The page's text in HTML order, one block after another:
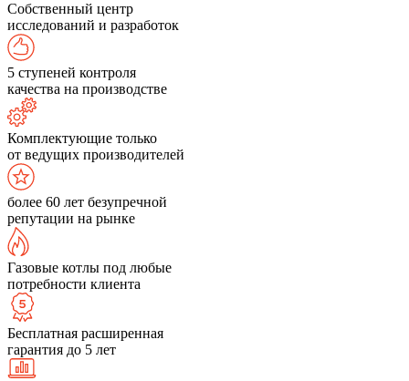
Собственный центр
исследований и разработок
5 ступеней контроля
качества на производстве
Комплектующие только
от ведущих производителей
более 60 лет безупречной
репутации на рынке
Газовые котлы под любые
потребности клиента
Бесплатная расширенная
гарантия до 5 лет